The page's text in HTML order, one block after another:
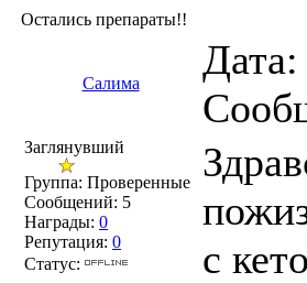
Остались препараты!!
Салима
Заглянувший
Группа: Проверенные
Сообщений: 5
Награды: 0
Репутация: 0
Статус:
с